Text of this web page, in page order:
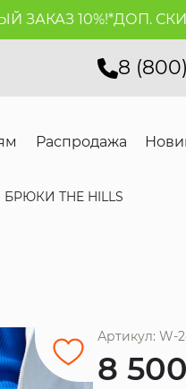
10%!*ДОП.
8
Распродажа
БРЮКИ THE HILLS
Артикул: W-
8 500